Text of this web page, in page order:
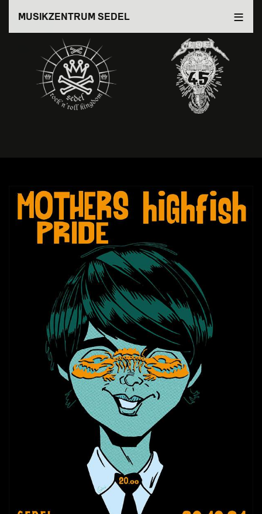
Inhalt
MUSIKZENTRUM SEDEL